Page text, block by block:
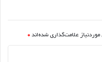
علامت‌گذاری شده‌اند *